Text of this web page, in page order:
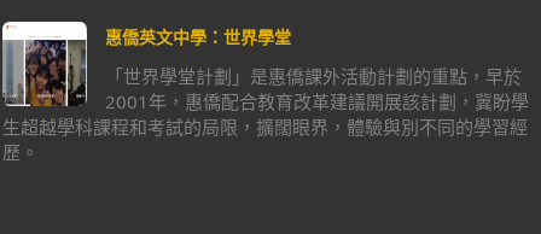
惠僑英文中學：世界學堂
「世界學堂計劃」是惠僑課外活動計劃的重點，早於
2001年，惠僑配合教育改革建議開展該計劃，冀盼學
生超越學科課程和考試的局限，擴闊眼界，體驗與別不同的學習經
歷。